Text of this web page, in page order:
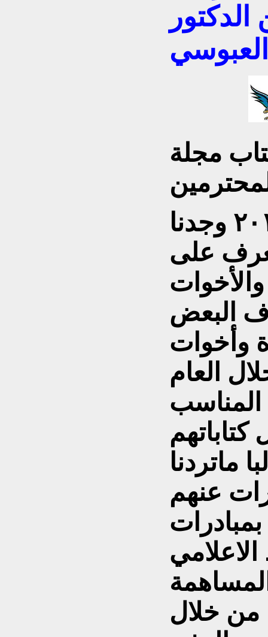
الدكتور
مجلة
مع إطلالة العام الجديد ٢٠١٩ وجدنا
على
والأخوات
البعض
وأخوات
العام
المناسب
ماتردنا
من خلال